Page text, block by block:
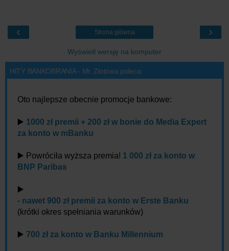
‹ ›
Strona główna
Wyświetl wersję na komputer
HITY BANKOBRANIA - Mr. Złotówa poleca:
Oto najlepsze obecnie promocje bankowe:
▶️ 1000 zł premii + 200 zł w bonie do Media Expert
za konto w mBanku
▶️ Powróciła wyższa premia! 1 000 zł za konto w
BNP Paribas
▶️
- nawet 900 zł premii za konto w Erste Banku
(krótki okres spełniania warunków)
▶️ 700 zł za konto w Banku Millennium